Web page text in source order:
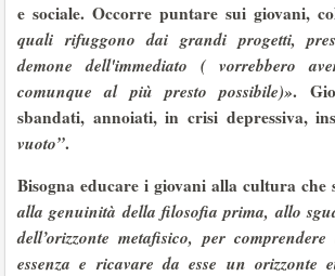
e sociale. Occorre puntare sui giovani,
quali rifuggono dai grandi progetti,
demone dell'immediato ( vorrebbero
comunque al più presto possibile)».
sbandati, annoiati, in crisi depressiva,
vuoto”.
Bisogna educare i giovani alla cultura che
alla genuinità della filosofia prima, allo
dell’orizzonte metafisico, per
essenza e ricavare da esse un orizzonte